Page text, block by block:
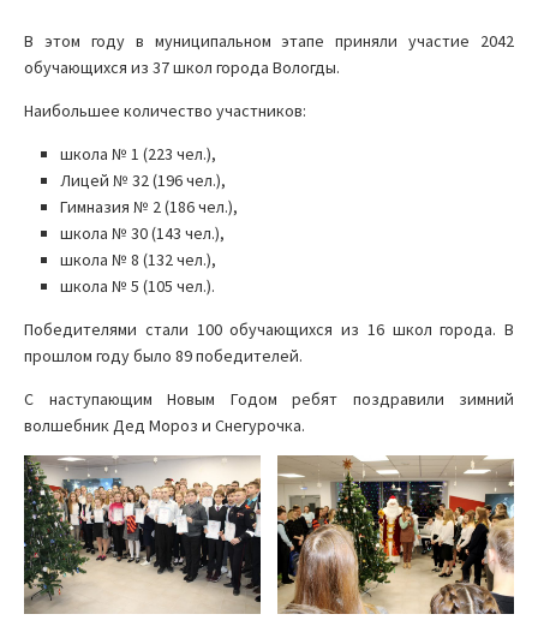
В этом году в муниципальном этапе приняли участие 2042
обучающихся из 37 школ города Вологды.
Наибольшее количество участников:
школа № 1 (223 чел.),
Лицей № 32 (196 чел.),
Гимназия № 2 (186 чел.),
школа № 30 (143 чел.),
школа № 8 (132 чел.),
школа № 5 (105 чел.).
Победителями стали 100 обучающихся из 16 школ города. В
прошлом году было 89 победителей.
С наступающим Новым Годом ребят поздравили зимний
волшебник Дед Мороз и Снегурочка.